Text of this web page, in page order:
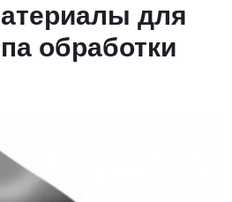
для
обработки